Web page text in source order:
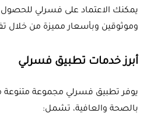
يمكنك الاعتماد على فسرلي
وموثوقين وبأسعار مميزة من
أبرز خدمات تطبيق فسرلي
يوفر تطبيق فسرلي مجموعة متنوعة
بالصحة والعافية، تشمل: